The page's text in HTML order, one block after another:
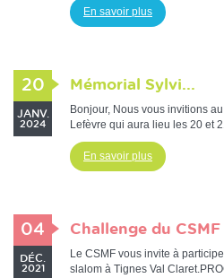
En savoir plus
20
JANV.
2024
Mémorial Sylvi...
Bonjour, Nous vous invitions
Lefèvre qui aura lieu les 20 et
En savoir plus
04
DÉC.
2021
Challenge du CSMF
Le CSMF vous invite à
slalom à Tignes Val